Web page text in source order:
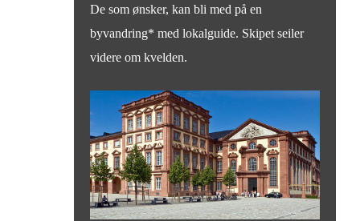
De som ønsker, kan bli med på en
byvandring* med lokalguide. Skipet seiler
videre om kvelden.